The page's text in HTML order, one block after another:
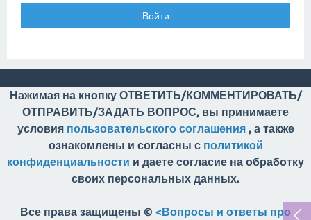
Нажимая на кнопку ОТВЕТИТЬ/КОММЕНТИРОВАТЬ/
ОТПРАВИТЬ/ЗАДАТЬ ВОПРОС, вы принимаете
условия пользовательского соглашения, а также
ознакомлены и согласны с политикой
конфиденциальности и даете согласие на обработку
своих персональных данных.
Все права защищены © <Вопросы и ответы про